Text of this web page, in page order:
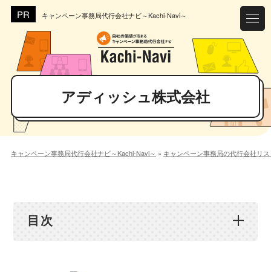
キャンペーン事務局代行会社ナビ～Kachi-Navi～
アディッシュ株式会社
キャンペーン事務局代行会社ナビ～Kachi-Navi～ » キャンペーン事務局の代行会社リ
目次